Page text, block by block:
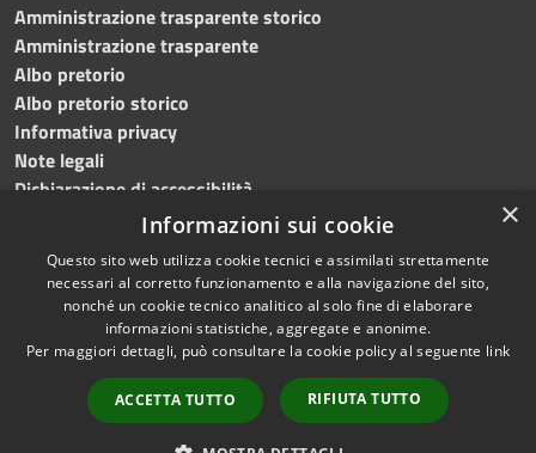
Amministrazione trasparente storico
Amministrazione trasparente
Albo pretorio
Albo pretorio storico
Informativa privacy
Note legali
Dichiarazione di accessibilità
Accessibilità
Privacy
Mappa del sito
Copyright © 2023 •
Comune di San Mauro La
Bruca • Powered by
Municipium• Redazione
×
Informazioni sui cookie
Questo sito web utilizza cookie tecnici e assimilati strettamente
necessari al corretto funzionamento e alla navigazione del sito,
nonché un cookie tecnico analitico al solo fine di elaborare
informazioni statistiche, aggregate e anonime.
Per maggiori dettagli, può consultare la cookie policy al seguente link
ACCETTA TUTTO RIFIUTA TUTTO